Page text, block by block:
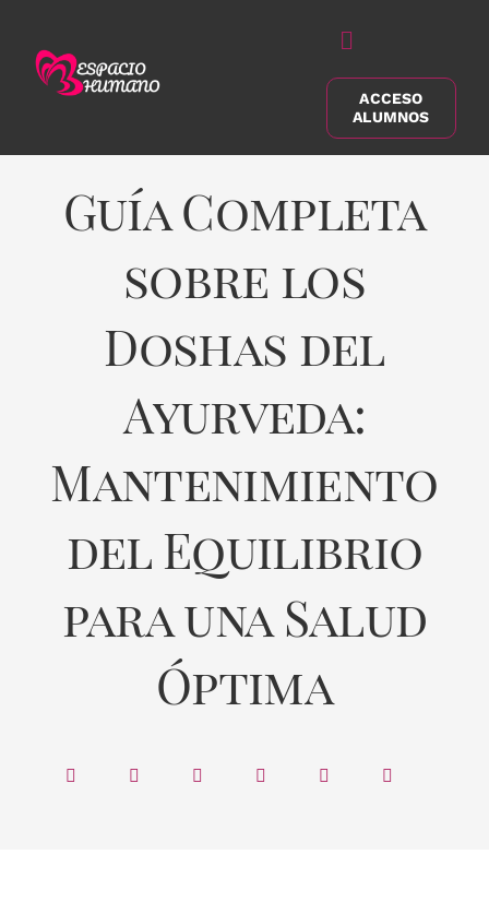
contenido
Alternar
navegación
Buscar:
ACCESO
ALUMNOS
Guía Completa
sobre los
Doshas del
Ayurveda:
Mantenimiento
del Equilibrio
para una Salud
Óptima